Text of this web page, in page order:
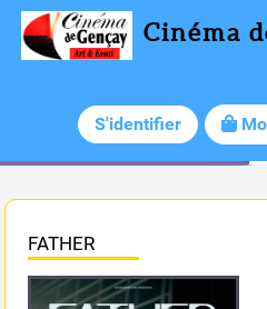
Cinéma
S'identifier
FATHER